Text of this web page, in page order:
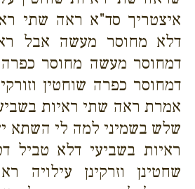
איצטריך סד"א ראה שתי
דלא מחוסר מעשה אבל
דמחוסר מעשה מחוסר
דמחוסר כפרה שוחטין
אמרת ראה שתי ראיות
שלש בשמיני למה לי השתא
ראיות בשביעי דלא טביל
שחטינן וזרקינן עילויה